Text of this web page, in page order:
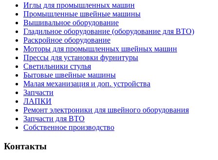
Иглы для промышленных машин
Промышленные швейные машины
Вышивальное оборудование
Гладильное оборудование (оборудование для ВТО)
Раскройное оборудование
Моторы для промышленных швейных машин
Прессы для установки фурнитуры
Светильники стулья
Бытовые швейные машины
Малая механизация и доп. устройства
Запчасти
ЛАПКИ
Ремонт электроники для швейного оборудования
Запчасти для ВТО
Собственное производство
Контакты